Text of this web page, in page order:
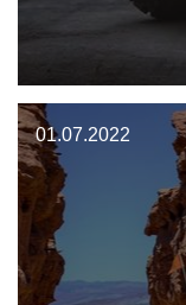
01.07.2022